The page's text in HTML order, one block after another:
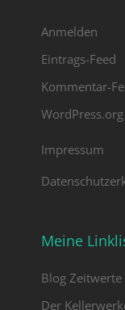
Altmark im
und sie
auf dem
Anmelden
Eintrags-Feed
Kommentar-
WordPress.org
Impressum
Meine
Blog Zeitwerte
Der